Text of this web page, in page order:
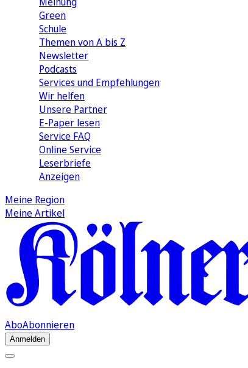
Green
Schule
Themen von A bis Z
Newsletter
Podcasts
Services und Empfehlungen
Wir helfen
Unsere Partner
E-Paper lesen
Service FAQ
Online Service
Leserbriefe
Anzeigen
Meine Region
Meine Artikel
AboAbonnieren
Anmelden